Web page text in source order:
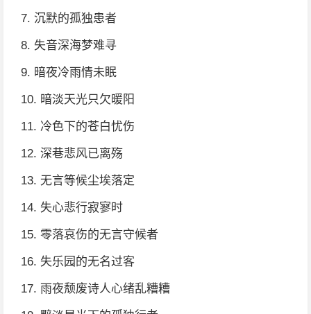
7. 沉默的孤独患者
8. 失音深海梦难寻
9. 暗夜冷雨情未眠
10. 暗淡天光只欠暖阳
11. 冷色下的苍白忧伤
12. 深巷悲风已离殇
13. 无言等候尘埃落定
14. 失心悲行寂寥时
15. 零落哀伤的无言守候者
16. 失乐园的无名过客
17. 雨夜颓废诗人心绪乱糟糟